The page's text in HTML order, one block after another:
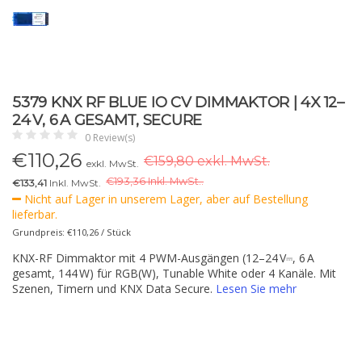
5379 KNX RF BLUE IO CV DIMMAKTOR | 4X 12–
24 V, 6 A GESAMT, SECURE
0 Review(s)
€110,26 exkl. MwSt. €159,80 exkl. MwSt.
€133,41 Inkl. MwSt. €193,36 Inkl. MwSt..
Nicht auf Lager in unserem Lager, aber auf Bestellung
lieferbar.
Grundpreis: €110,26 / Stück
KNX-RF Dimmaktor mit 4 PWM-Ausgängen (12–24 V⎓, 6 A
gesamt, 144 W) für RGB(W), Tunable White oder 4 Kanäle. Mit
Szenen, Timern und KNX Data Secure. Lesen Sie mehr